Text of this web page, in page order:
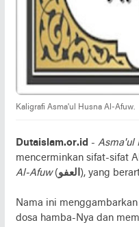
Kaligrafi Asma'ul Husna Al-Afuw.
Dutaislam.or.id - Asma'ul
mencerminkan sifat-sifat
Al-Afuw(العفو ), yang
Nama ini
dosa hamba-Nya dan